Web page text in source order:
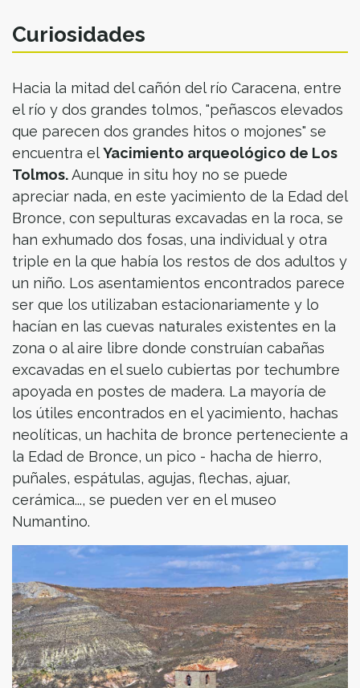
Curiosidades
Hacia la mitad del cañón del río Caracena, entre
el río y dos grandes tolmos, "peñascos elevados
que parecen dos grandes hitos o mojones" se
encuentra elYacimiento arqueológico de Los
Tolmos.Aunque in situ hoy no se puede
apreciar nada, en este yacimiento de la Edad del
Bronce, con sepulturas excavadas en la roca, se
han exhumado dos fosas, una individual y otra
triple en la que había los restos de dos adultos y
un niño. Los asentamientos encontrados parece
ser que los utilizaban estacionariamente y lo
hacían en las cuevas naturales existentes en la
zona o al aire libre donde construían cabañas
excavadas en el suelo cubiertas por techumbre
apoyada en postes de madera. La mayoría de
los útiles encontrados en el yacimiento, hachas
neolíticas, un hachita de bronce perteneciente a
la Edad de Bronce, un pico - hacha de hierro,
puñales, espátulas, agujas, flechas, ajuar,
cerámica..., se pueden ver en el museo
Numantino.